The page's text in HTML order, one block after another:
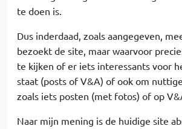
te doen is.
Dus inderdaad, zoals aangegeven,
bezoekt de site, maar waarvoor
te kijken of er iets interessants voor
staat (posts of V&A) of ook om
zoals iets posten (met fotos) of op
Naar mijn mening is de huidige site